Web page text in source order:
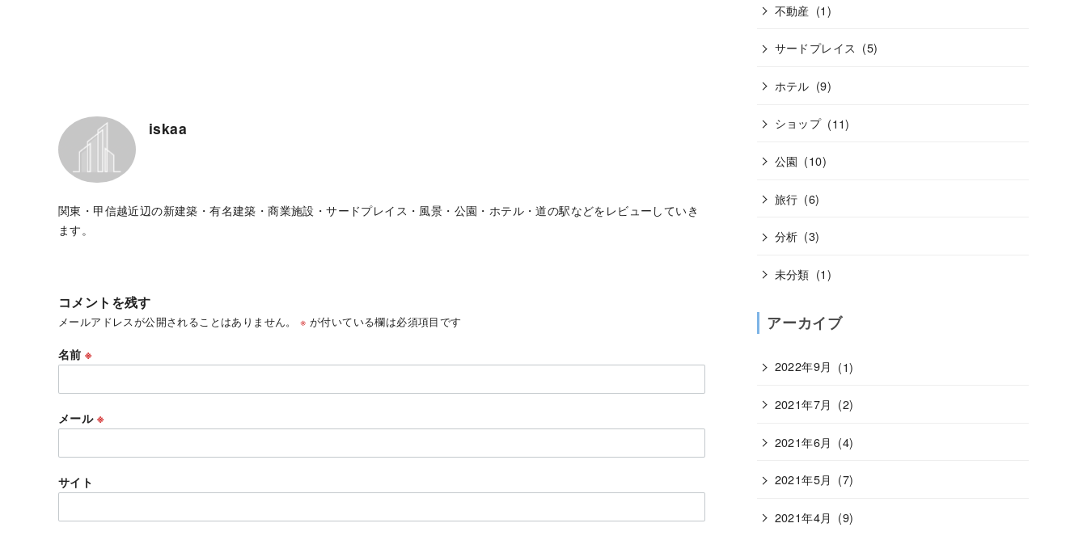
iskaa
関東・甲信越近辺の新建築・有名建築・商業施設・サードプレイス・風景・公園・ホテル・道の駅などをレビューしていき
ます。
コメントを残す
メールアドレスが公開されることはありません。 ※ が付いている欄は必須項目です
名前※
メール ※
サイト
不動産 (1)
サードプレイス (5)
ホテル (9)
ショップ (11)
公園 (10)
旅行 (6)
分析 (3)
未分類 (1)
アーカイブ
2022年9月 (1)
2021年7月 (2)
2021年6月 (4)
2021年5月 (7)
2021年4月 (9)